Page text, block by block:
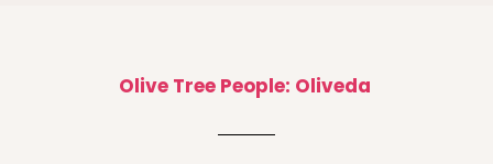
Olive Tree People: Oliveda